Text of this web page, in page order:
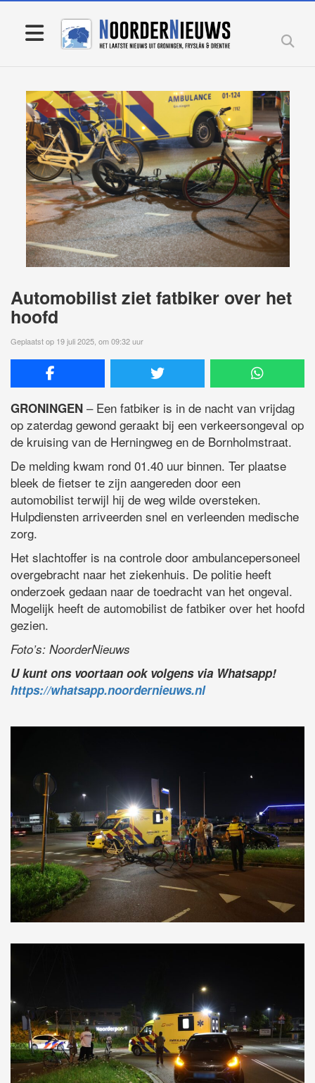
Automobilist ziet fatbiker over het
hoofd
Geplaatst op 19 juli 2025, om 09:32 uur
GRONINGEN – Een fatbiker is in de nacht van vrijdag
op zaterdag gewond geraakt bij een verkeersongeval op
de kruising van de Herningweg en de Bornholmstraat.
De melding kwam rond 01.40 uur binnen. Ter plaatse
bleek de fietser te zijn aangereden door een
automobilist terwijl hij de weg wilde oversteken.
Hulpdiensten arriveerden snel en verleenden medische
zorg.
Het slachtoffer is na controle door ambulancepersoneel
overgebracht naar het ziekenhuis. De politie heeft
onderzoek gedaan naar de toedracht van het ongeval.
Mogelijk heeft de automobilist de fatbiker over het hoofd
gezien.
Foto’s: NoorderNieuws
U kunt ons voortaan ook volgens via Whatsapp!
https://whatsapp.noordernieuws.nl